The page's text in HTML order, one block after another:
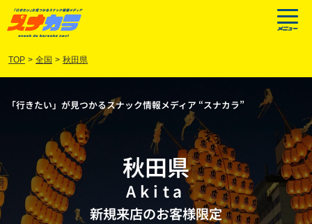
TOP > 全国 > 秋田県
「行きたい」が見つかるスナック情報メディア “スナカラ”
秋田県
Akita
新規来店のお客様限定